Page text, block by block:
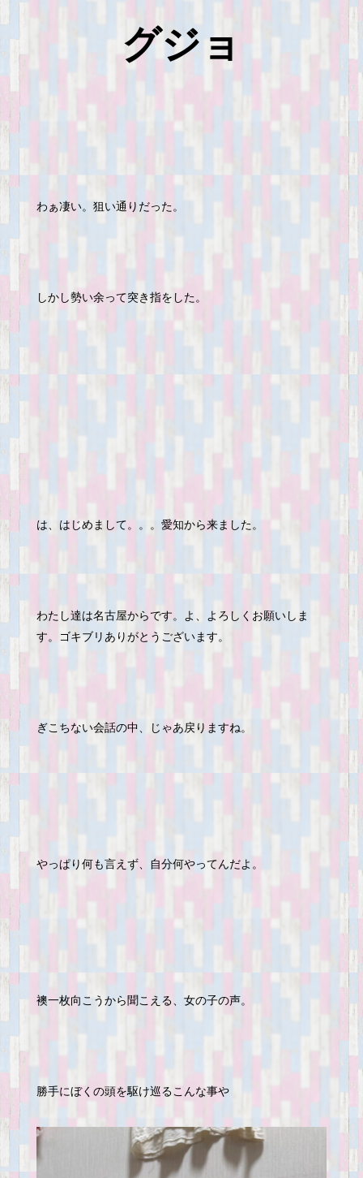
グジョ
わぁ凄い。狙い通りだった。
しかし勢い余って突き指をした。
は、はじめまして。。。愛知から来ました。
わたし達は名古屋からです。よ、よろしくお願いしま
す。ゴキブリありがとうございます。
ぎこちない会話の中、じゃあ戻りますね。
やっぱり何も言えず、自分何やってんだよ。
襖一枚向こうから聞こえる、女の子の声。
勝手にぼくの頭を駆け巡るこんな事や